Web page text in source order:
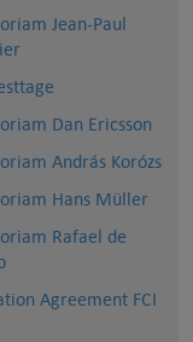
Jean-Paul
Dan Ericsson
András Korózs
Hans Müller
Rafael de
Agreement FCI